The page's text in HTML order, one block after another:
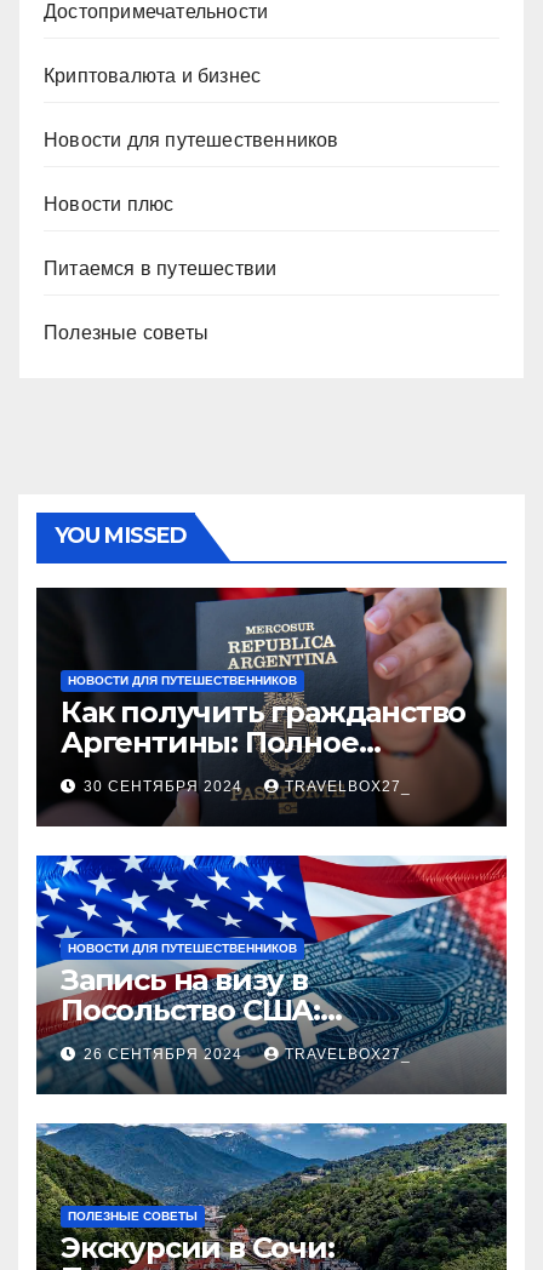
Достопримечательности
Криптовалюта и бизнес
Новости для путешественников
Новости плюс
Питаемся в путешествии
Полезные советы
YOU MISSED
НОВОСТИ ДЛЯ ПУТЕШЕСТВЕННИКОВ
Как получить гражданство
Аргентины: Полное
руководство
30 СЕНТЯБРЯ 2024 TRAVELBOX27_
НОВОСТИ ДЛЯ ПУТЕШЕСТВЕННИКОВ
Запись на визу в
Посольство США:
Пошаговое руководство
26 СЕНТЯБРЯ 2024 TRAVELBOX27_
ПОЛЕЗНЫЕ СОВЕТЫ
Экскурсии в Сочи: